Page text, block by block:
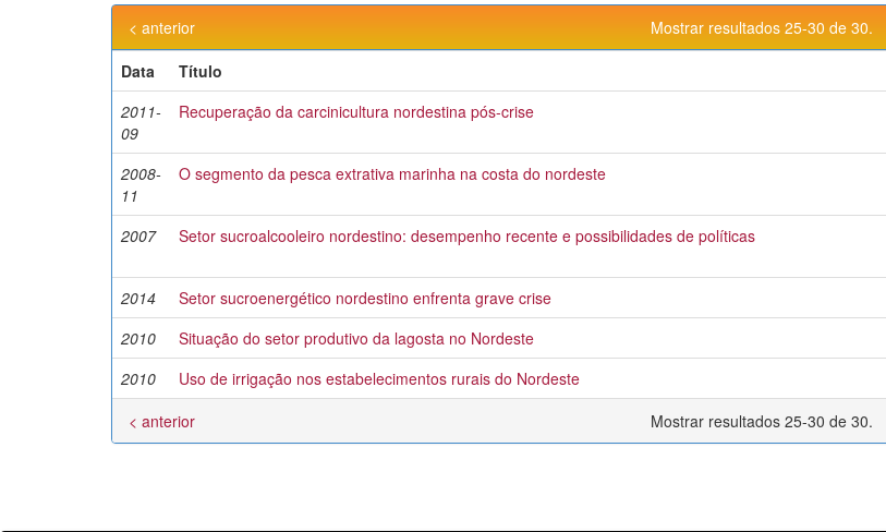
Mostrar resultados 25-30 de 30.
< anterior
Data
Título
2011-
09
Recuperação da carcinicultura nordestina pós-crise
2008-
11
O segmento da pesca extrativa marinha na costa do nordeste
2007 Setor sucroalcooleiro nordestino: desempenho recente e possibilidades de políticas
2014
Setor sucroenergético nordestino enfrenta grave crise
2010
Situação do setor produtivo da lagosta no Nordeste
2010
Uso de irrigação nos estabelecimentos rurais do Nordeste
Mostrar resultados 25-30 de 30.
< anterior